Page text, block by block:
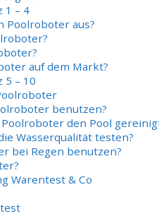
1 – 4
Poolroboter aus?
auf dem Markt?
5 – 10
benutzen?
den Pool
Wasserqualität testen?
bei Regen benutzen?
Warentest & Co